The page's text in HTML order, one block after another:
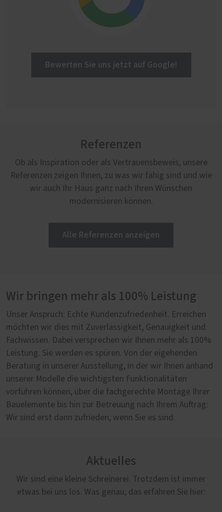
Bewerten Sie uns jetzt auf Google!
Referenzen
Ob als Inspiration oder als Vertrauensbeweis, unsere
Referenzen zeigen Ihnen, zu was wir fähig sind und wie
wir auch Ihr Haus ganz nach Ihren Wünschen
modernisieren können.
Alle Referenzen anzeigen
Wir bringen mehr als 100% Leistung
Unser Anspruch: Echte Kundenzufriedenheit. Erreichen
möchten wir dies mit Zuverlässigkeit, Genauigkeit und
Fachwissen. Dabei versprechen wir Ihnen mehr als 100%
Leistung. Sie werden es spüren. Von der eigehenden
Beratung in unserer Ausstellung, in der wir Ihnen anhand
unserer Modelle die wichtigsten Funktionalitäten
vorführen können, über die fachgerechte Montage Ihrer
Bauelemente bis hin zur Betreuung nach Ihrem Auftrag:
Wir sind erst dann zufrieden, wenn Sie es sind.
Aktuelles
Wir sind eine kleine Schreinerei. Trotzdem ist immer
etwas bei uns los. Was genau, das erfahren Sie hier: